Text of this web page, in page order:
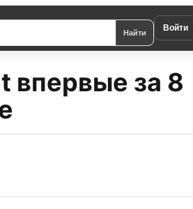
Найти Войти
впервые за 8